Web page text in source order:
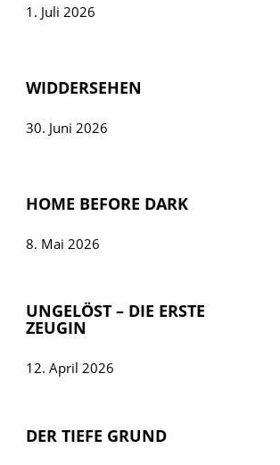
1. Juli 2026
WIDDERSEHEN
30. Juni 2026
HOME BEFORE DARK
8. Mai 2026
UNGELÖST – DIE ERSTE
ZEUGIN
12. April 2026
DER TIEFE GRUND